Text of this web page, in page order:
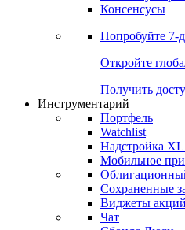
Портфели
Прогнозы
Консенсусы
Попробуйте7-
Откройте
Получить
Инструментарий
Портфель
Watchlist
Надстройка
Мобильное